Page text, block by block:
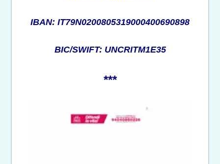
IBAN: IT79N0200805319000400690898
BIC/SWIFT: UNCRITM1E35
***